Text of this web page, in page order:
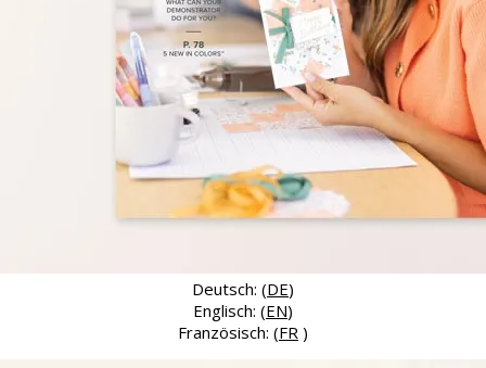
Deutsch: (DE)
Englisch: (EN)
Französisch: (FR )